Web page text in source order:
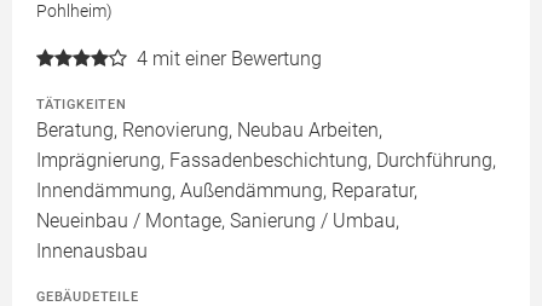
Pohlheim)
4 mit einer Bewertung
TÄTIGKEITEN
Beratung, Renovierung, Neubau Arbeiten,
Imprägnierung, Fassadenbeschichtung, Durchführung,
Innendämmung, Außendämmung, Reparatur,
Neueinbau / Montage, Sanierung / Umbau,
Innenausbau
GEBÄUDETEILE